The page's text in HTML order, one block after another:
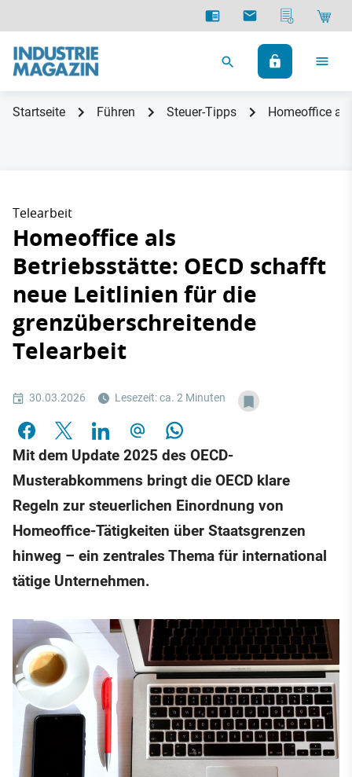
Startseite Führen Steuer-Tipps Homeoffice
Telearbeit
Homeoffice als
Betriebsstätte: OECD schafft
neue Leitlinien für die
grenzüberschreitende
Telearbeit
30.03.2026 Lesezeit: ca. 2 Minuten
Mit dem Update 2025 des OECD-
Musterabkommens bringt die OECD klare
Regeln zur steuerlichen Einordnung von
Homeoffice-Tätigkeiten über Staatsgrenzen
hinweg – ein zentrales Thema für international
tätige Unternehmen.